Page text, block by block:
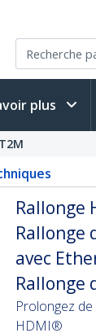
plus
Rallonge
Rallonge
avec
Rallonge
Prolongez
HDMI®